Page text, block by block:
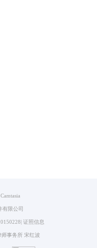
，通过控制面板，还可以暂
，便会直接将录制素材导入
吧！
步骤介绍清楚。这里仅简略概
Camtasia
限公司
证照信息
事务所 宋红波